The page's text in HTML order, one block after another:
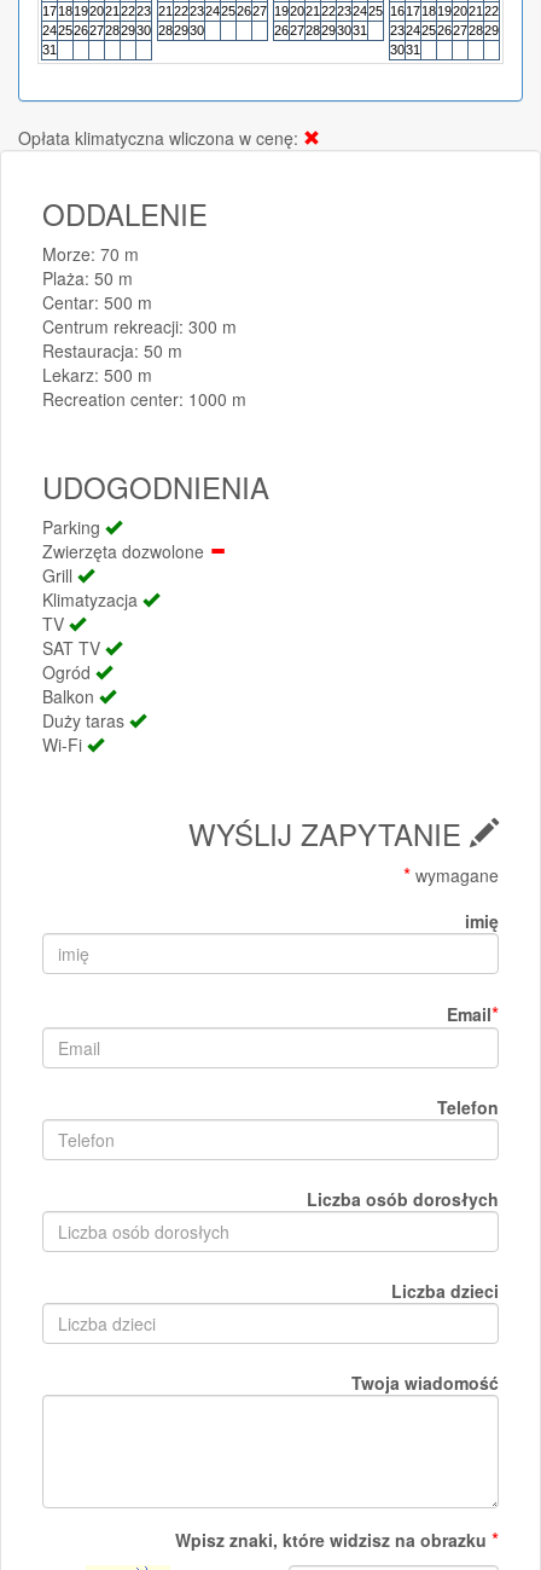
1718192021 2223
24252627282930
31
21 222324252627
282930
192021 22232425
262728293031
161718192021 22
23242526272829
3031
Opłata klimatyczna wliczona w cenę:
ODDALENIE
Morze: 70 m
Plaża: 50 m
Centar: 500 m
Centrum rekreacji: 300 m
Restauracja: 50 m
Lekarz: 500 m
Recreation center: 1000 m
UDOGODNIENIA
Parking
Zwierzęta dozwolone
Grill
Klimatyzacja
TV
SAT TV
Ogród
Balkon
Duży taras
Wi-Fi
WYŚLIJ ZAPYTANIE
* wymagane
imię
Email*
Telefon
Liczba osób dorosłych
Liczba dzieci
Twoja wiadomość
Wpisz znaki, które widzisz na obrazku *